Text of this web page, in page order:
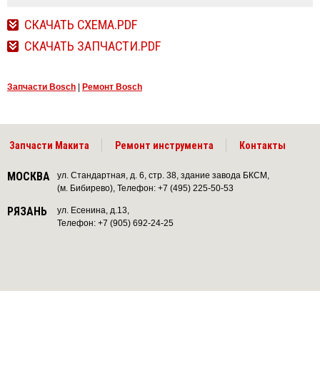
СКАЧАТЬ СХЕМА.PDF
СКАЧАТЬ ЗАПЧАСТИ.PDF
Запчасти Bosch Ремонт Bosch
Запчасти Макита Ремонт инструмента Контакты
МОСКВА
ул. Стандартная, д. 6, стр. 38, здание завода БКСМ,
(м. Бибирево), Телефон: +7 (495) 225-50-53
РЯЗАНЬ
ул. Есенина, д.13,
Телефон: +7 (905) 692-24-25